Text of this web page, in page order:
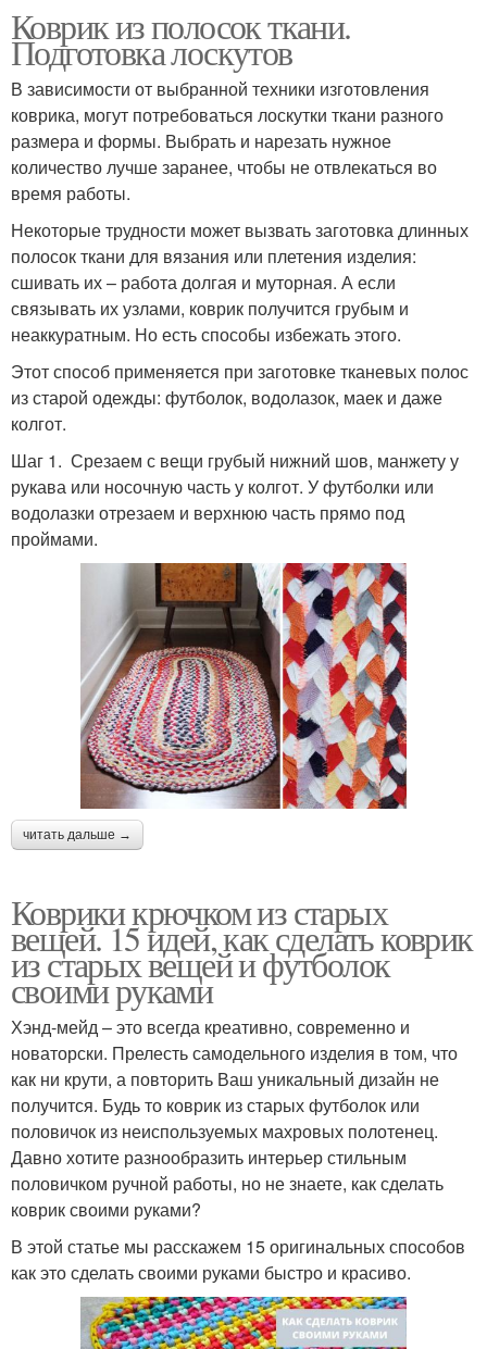
Коврик из полосок ткани.
Подготовка лоскутов
В зависимости от выбранной техники изготовления
коврика, могут потребоваться лоскутки ткани разного
размера и формы. Выбрать и нарезать нужное
количество лучше заранее, чтобы не отвлекаться во
время работы.
Некоторые трудности может вызвать заготовка длинных
полосок ткани для вязания или плетения изделия:
сшивать их – работа долгая и муторная. А если
связывать их узлами, коврик получится грубым и
неаккуратным. Но есть способы избежать этого.
Этот способ применяется при заготовке тканевых полос
из старой одежды: футболок, водолазок, маек и даже
колгот.
Шаг 1. Срезаем с вещи грубый нижний шов, манжету у
рукава или носочную часть у колгот. У футболки или
водолазки отрезаем и верхнюю часть прямо под
проймами.
читать дальше →
Коврики крючком из старых
вещей. 15 идей, как сделать коврик
из старых вещей и футболок
своими руками
Хэнд-мейд – это всегда креативно, современно и
новаторски. Прелесть самодельного изделия в том, что
как ни крути, а повторить Ваш уникальный дизайн не
получится. Будь то коврик из старых футболок или
половичок из неиспользуемых махровых полотенец.
Давно хотите разнообразить интерьер стильным
половичком ручной работы, но не знаете, как сделать
коврик своими руками?
В этой статье мы расскажем 15 оригинальных способов
как это сделать своими руками быстро и красиво.